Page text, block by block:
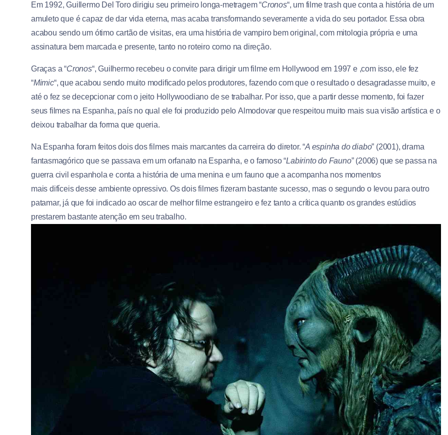
Em 1992, Guillermo Del Toro dirigiu seu primeiro longa-metragem “Cronos“, um filme trash que conta a história de um
amuleto que é capaz de dar vida eterna, mas acaba transformando severamente a vida do seu portador. Essa obra
acabou sendo um ótimo cartão de visitas, era uma história de vampiro bem original, com mitologia própria e uma
assinatura bem marcada e presente, tanto no roteiro como na direção.
Graças a “Cronos“, Guilhermo recebeu o convite para dirigir um filme em Hollywood em 1997 e ,com isso, ele fez
“Mimic“, que acabou sendo muito modificado pelos produtores, fazendo com que o resultado o desagradasse muito, e
até o fez se decepcionar com o jeito Hollywoodiano de se trabalhar. Por isso, que a partir desse momento, foi fazer
seus filmes na Espanha, país no qual ele foi produzido pelo Almodovar que respeitou muito mais sua visão artística e o
deixou trabalhar da forma que queria.
Na Espanha foram feitos dois dos filmes mais marcantes da carreira do diretor. “A espinha do diabo” (2001), drama
fantasmagórico que se passava em um orfanato na Espanha, e o famoso “Labirinto do Fauno” (2006) que se passa na
guerra civil espanhola e conta a história de uma menina e um fauno que a acompanha nos momentos
mais difíceis desse ambiente opressivo. Os dois filmes fizeram bastante sucesso, mas o segundo o levou para outro
patamar, já que foi indicado ao oscar de melhor filme estrangeiro e fez tanto a crítica quanto os grandes estúdios
prestarem bastante atenção em seu trabalho.